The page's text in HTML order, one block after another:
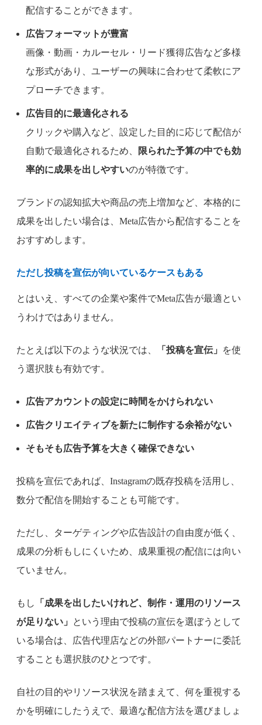
配信することができます。
広告フォーマットが豊富
画像・動画・カルーセル・リード獲得広告など多様
な形式があり、ユーザーの興味に合わせて柔軟にア
プローチできます。
広告目的に最適化される
クリックや購入など、設定した目的に応じて配信が
自動で最適化されるため、
限られた予算の中でも効
率的に成果を出しやすいのが特徴です。
ブランドの認知拡大や商品の売上増加など、本格的に
成果を出したい場合は、Meta広告から配信することを
おすすめします。
ただし投稿を宣伝が向いているケースもある
とはいえ、すべての企業や案件でMeta広告が最適とい
うわけではありません。
たとえば以下のような状況では、 「投稿を宣伝」
を使
う選択肢も有効です。
広告アカウントの設定に時間をかけられない
広告クリエイティブを新たに制作する余裕がない
そもそも広告予算を大きく確保できない
投稿を宣伝であれば、Instagramの既存投稿を活用し、
数分で配信を開始することも可能です。
ただし、ターゲティングや広告設計の自由度が低く、
成果の分析もしにくいため、成果重視の配信には向い
ていません。
もし
「成果を出したいけれど、制作・運用のリソース
が足りない」
という理由で投稿の宣伝を選ぼうとして
いる場合は、広告代理店などの外部パートナーに委託
することも選択肢のひとつです。
自社の目的やリソース状況を踏まえて、何を重視する
かを明確にしたうえで、最適な配信方法を選びましょ